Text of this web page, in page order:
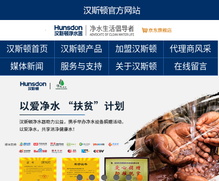
汉斯顿首页 汉斯顿产品 加盟汉斯顿
代理商风采
媒体新闻
服务与支持 关于汉斯顿 在线留言